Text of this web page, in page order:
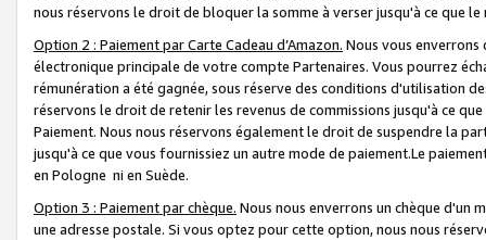
nous réservons le droit de bloquer la somme à verser jusqu'à ce que
Option 2 : Paiement par Carte Cadeau d’Amazon. Nous vous
électronique principale de votre compte Partenaires. Vous pourrez
rémunération a été gagnée, sous réserve des conditions d'utilisation
réservons le droit de retenir les revenus de commissions jusqu'à ce
Paiement. Nous nous réservons également le droit de suspendre la
jusqu'à ce que vous fournissiez un autre mode de paiement.Le
en Pologne ni en Suède.
Option 3 : Paiement par chèque. Nous nous enverrons un chèque d'un
une adresse postale. Si vous optez pour cette option, nous nous